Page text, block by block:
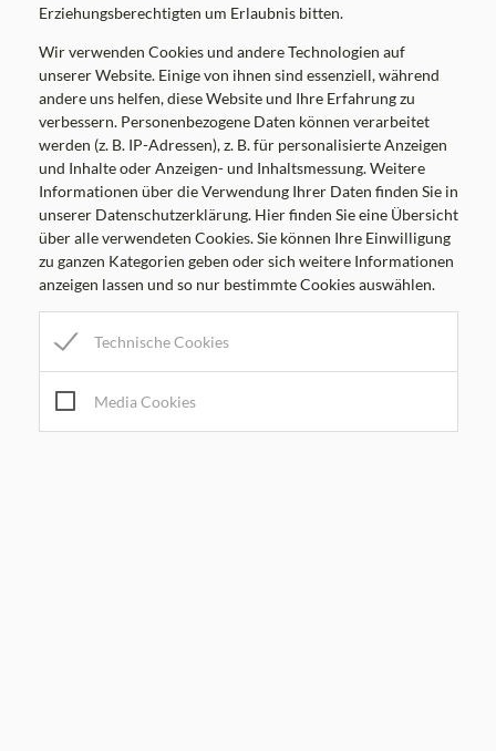
Marktgemeinde Kumberg
Am Platz 8, 8062 Kumberg
Tel:+43 3132 22 03
Mail:gemeinde@kumberg.at
Gemeindekennziffer: 60626 , UID: ATU52041106
Parteienverkehrszeiten
MO
8.00-12.00 Uhr
8.00-12.00 Uhr
MI
8.00-12.00, 17.00-19.00 Uhr
Erziehungsberechtigten um Erlaubnis bitten.
Wir verwenden Cookies und andere Technologien auf
unserer Website. Einige von ihnen sind essenziell, während
andere uns helfen, diese Website und Ihre Erfahrung zu
verbessern. Personenbezogene Daten können verarbeitet
werden (z. B. IP-Adressen), z. B. für personalisierte Anzeigen
und Inhalte oder Anzeigen- und Inhaltsmessung. Weitere
Informationen über die Verwendung Ihrer Daten finden Sie in
unserer Datenschutzerklärung. Hier finden Sie eine Übersicht
über alle verwendeten Cookies. Sie können Ihre Einwilligung
zu ganzen Kategorien geben oder sich weitere Informationen
anzeigen lassen und so nur bestimmte Cookies auswählen.
Technische Cookies
Media Cookies